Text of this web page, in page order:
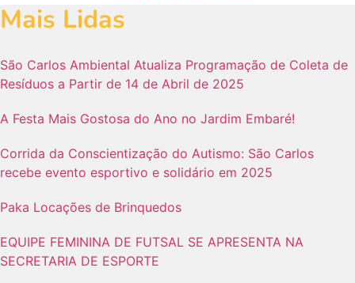
Mais Lidas
São Carlos Ambiental Atualiza Programação de Coleta de
Resíduos a Partir de 14 de Abril de 2025
A Festa Mais Gostosa do Ano no Jardim Embaré!
Corrida da Conscientização do Autismo: São Carlos
recebe evento esportivo e solidário em 2025
Paka Locações de Brinquedos
EQUIPE FEMININA DE FUTSAL SE APRESENTA NA
SECRETARIA DE ESPORTE